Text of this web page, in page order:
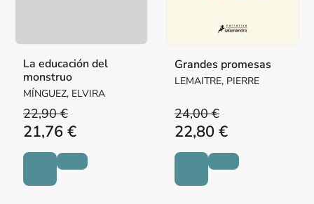
La educación del
monstruo
MÍNGUEZ, ELVIRA
22,90 €
21,76 €
Grandes promesas
LEMAITRE, PIERRE
24,00 €
22,80 €